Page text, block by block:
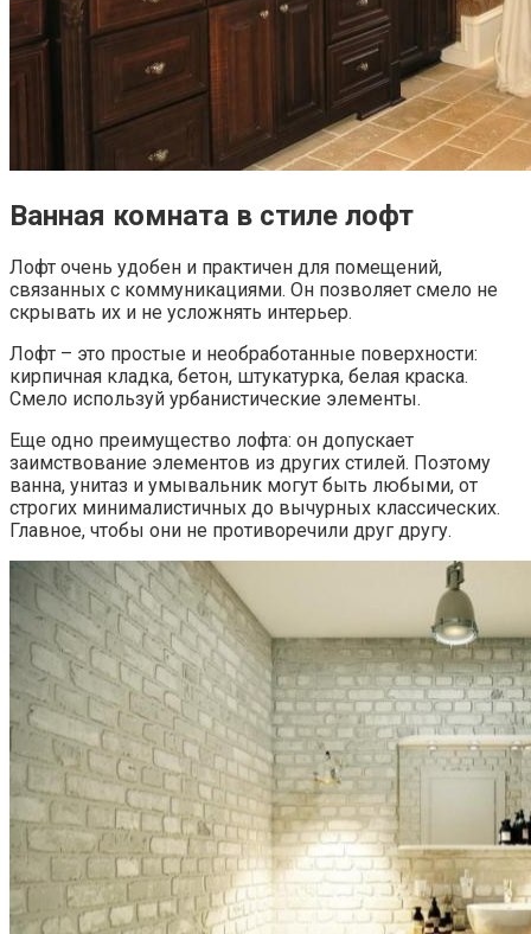
Ванная комната в стиле лофт
Лофт очень удобен и практичен для помещений,
связанных с коммуникациями. Он позволяет смело не
скрывать их и не усложнять интерьер.
Лофт – это простые и необработанные поверхности:
кирпичная кладка, бетон, штукатурка, белая краска.
Смело используй урбанистические элементы.
Еще одно преимущество лофта: он допускает
заимствование элементов из других стилей. Поэтому
ванна, унитаз и умывальник могут быть любыми, от
строгих минималистичных до вычурных классических.
Главное, чтобы они не противоречили друг другу.